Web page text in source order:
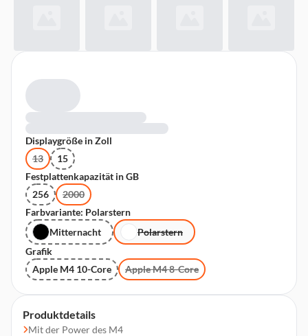
Produktdetails
Mit der Power des M4
Displaygröße in Zoll
13
15
Festplattenkapazität in GB
256
2000
Farbvariante: Polarstern
Mitternacht
Polarstern
Grafik
Apple M4 10-Core
Apple M4 8-Core